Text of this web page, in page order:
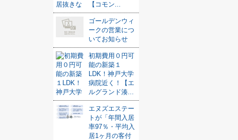
【コモン...
ゴールデンウィ
ークの営業につ
いてお知らせ
初期費用０円可
能の新築１
LDK！神戸大学
病院近く！【エ
ルグランド湊...
エヌズエステー
トが「年間入居
率97％・平均入
居1ヶ月の客付